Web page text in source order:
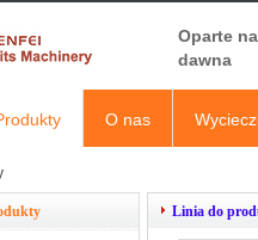
Oparte
dawna
O nas
Linia do